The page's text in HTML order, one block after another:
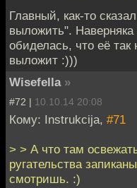
Главный, как-то
выложить". Наверняка
обиделась, что её так
выложит :)))
Wisefella »
#72 | 10.10.14 20:08
Кому: Instrukcija, #71
> > А что там
ругательства
смотришь. :)